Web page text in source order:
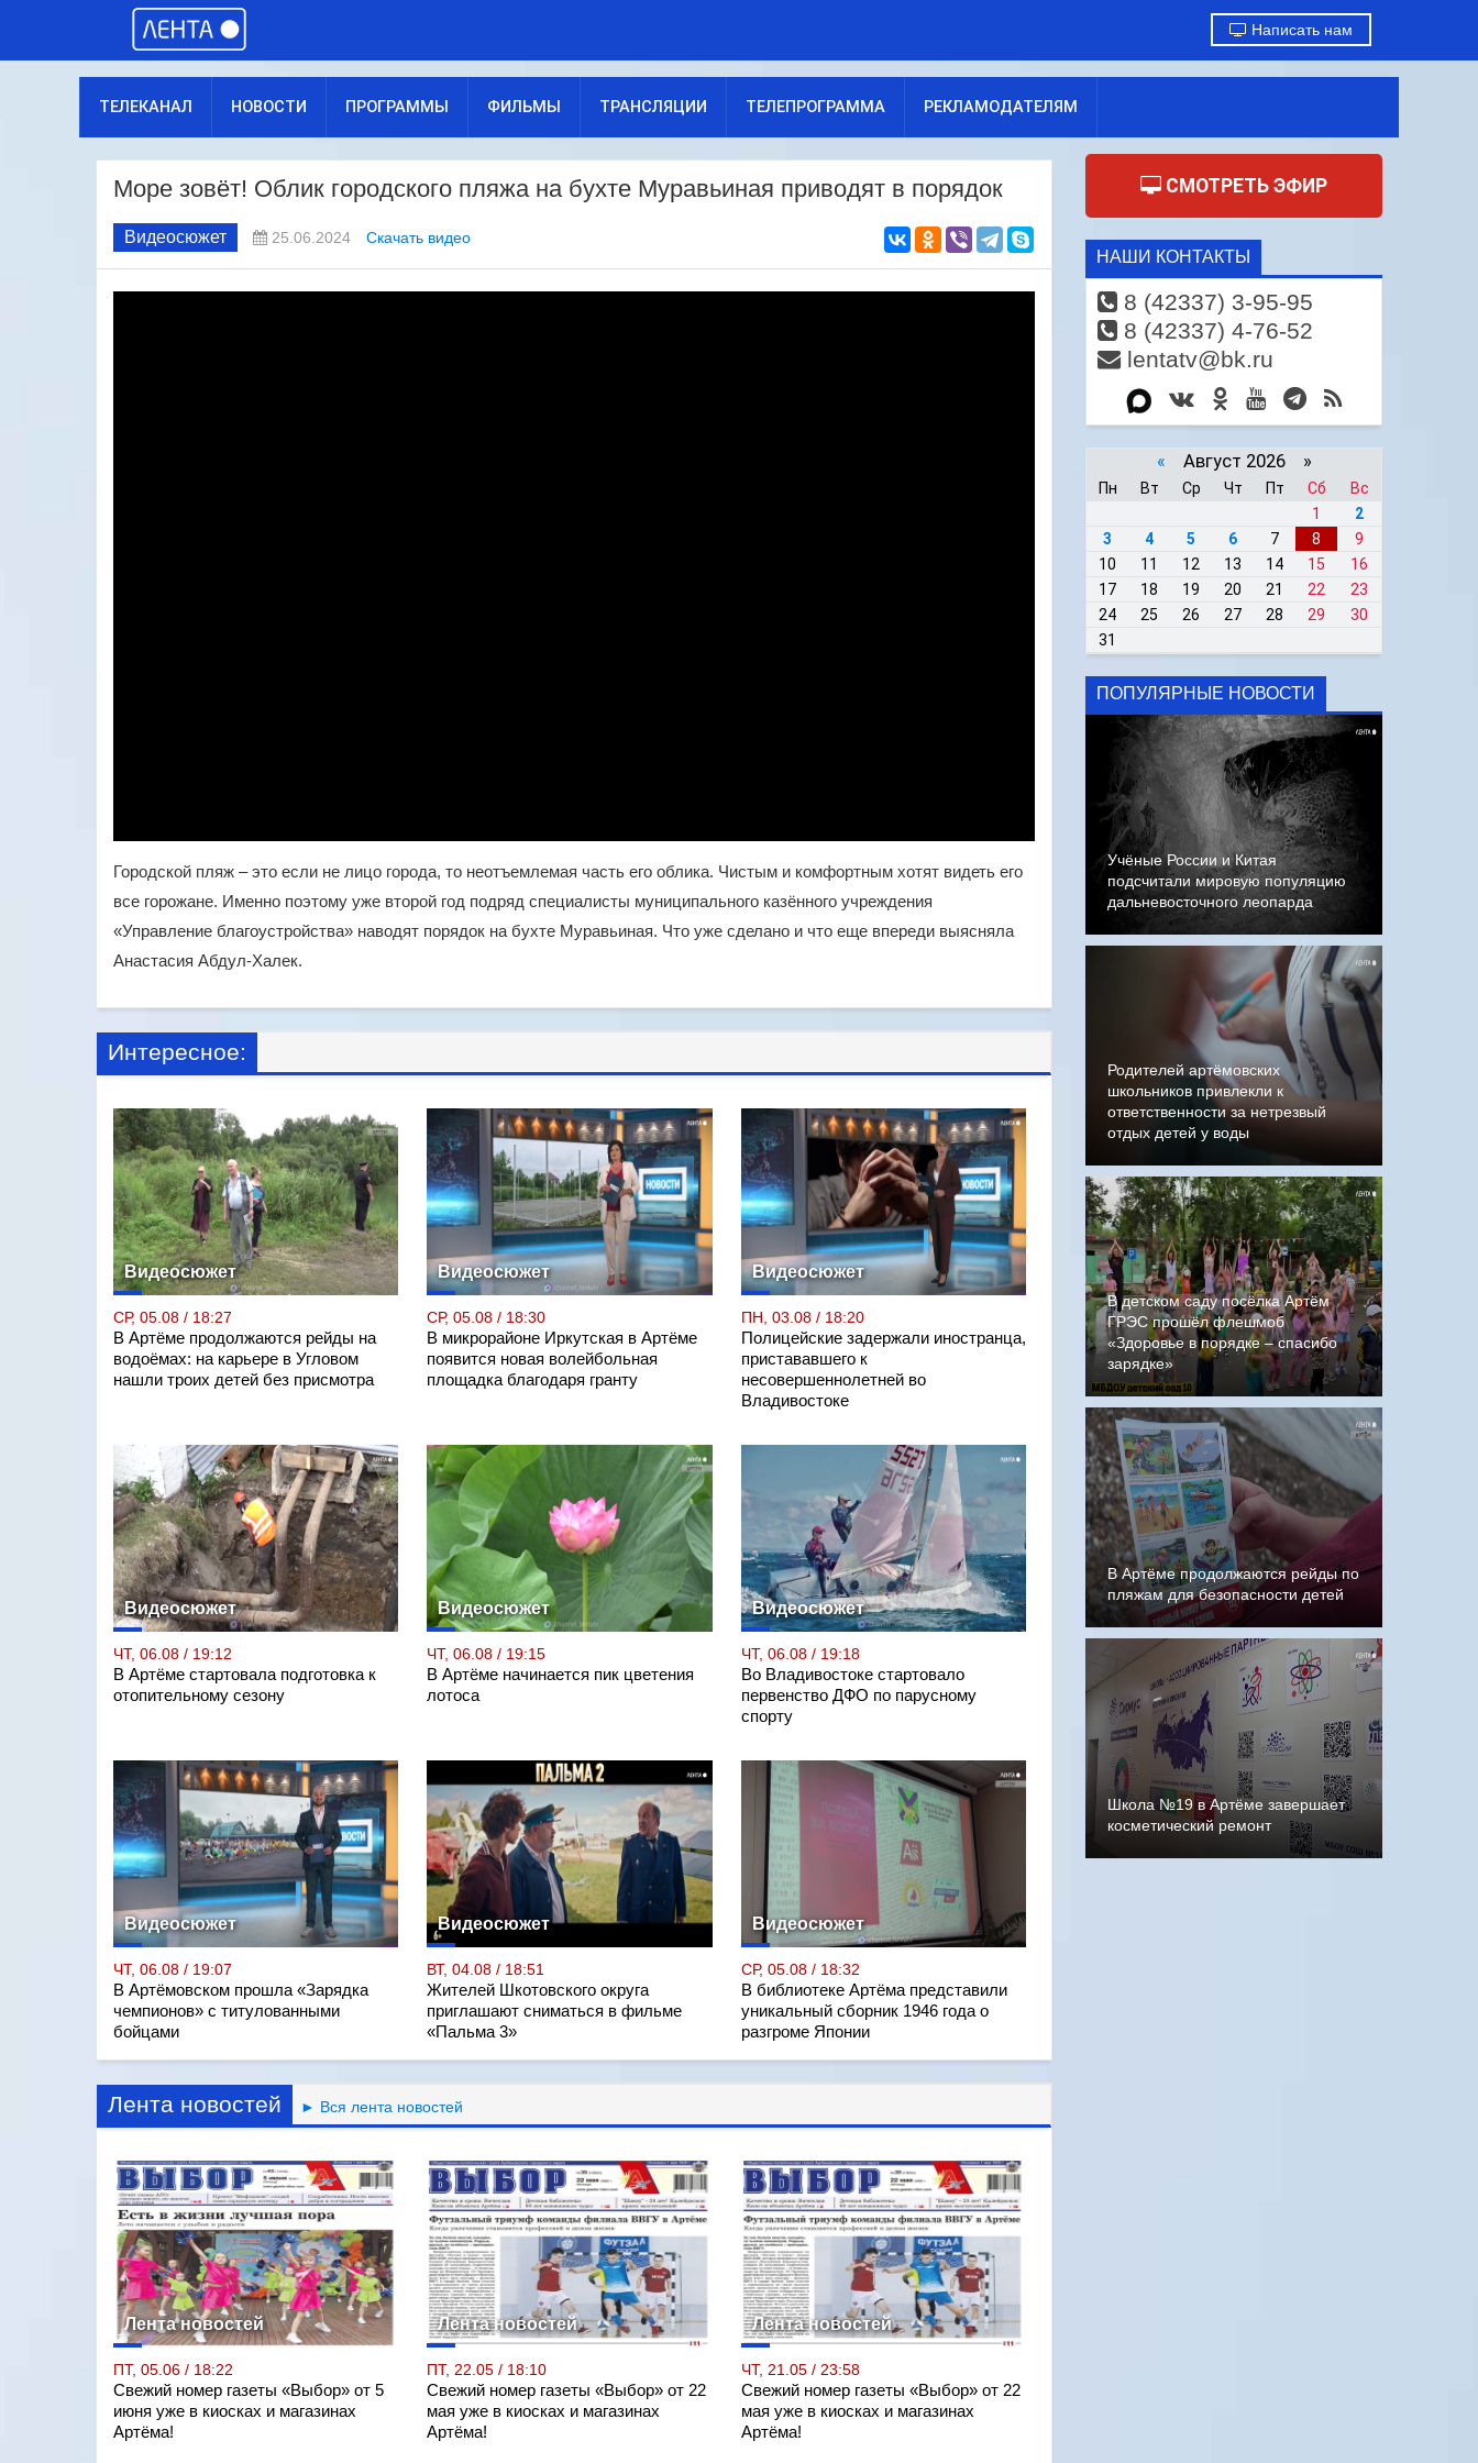
Написать нам
ТЕЛЕКАНАЛ НОВОСТИ ПРОГРАММЫ ФИЛЬМЫ ТРАНСЛЯЦИИ ТЕЛЕПРОГРАММА РЕКЛАМОДАТЕЛЯМ
Море зовёт! Облик городского пляжа на бухте Муравьиная приводят в порядок
Видеосюжет 25.06.2024 Скачать видео
Городской пляж – это если не лицо города, то неотъемлемая часть его облика. Чистым и комфортным хотят видеть его
все горожане. Именно поэтому уже второй год подряд специалисты муниципального казённого учреждения
«Управление благоустройства» наводят порядок на бухте Муравьиная. Что уже сделано и что еще впереди выясняла
Анастасия Абдул-Халек.
Интересное:
Видеосюжет
СР, 05.08 / 18:27
В Артёме продолжаются рейды на
водоёмах: на карьере в Угловом
нашли троих детей без присмотра
Видеосюжет
СР, 05.08 / 18:30
В микрорайоне Иркутская в Артёме
появится новая волейбольная
площадка благодаря гранту
Видеосюжет
ПН, 03.08 / 18:20
Полицейские задержали иностранца,
пристававшего к
несовершеннолетней во
Владивостоке
Видеосюжет
ЧТ, 06.08 / 19:12
В Артёме стартовала подготовка к
отопительному сезону
Видеосюжет
ЧТ, 06.08 / 19:15
В Артёме начинается пик цветения
лотоса
Видеосюжет
ЧТ, 06.08 / 19:18
Во Владивостоке стартовало
первенство ДФО по парусному
спорту
Видеосюжет
ЧТ, 06.08 / 19:07
В Артёмовском прошла «Зарядка
чемпионов» с титулованными
бойцами
Видеосюжет
ВТ, 04.08 / 18:51
Жителей Шкотовского округа
приглашают сниматься в фильме
«Пальма 3»
Видеосюжет
СР, 05.08 / 18:32
В библиотеке Артёма представили
уникальный сборник 1946 года о
разгроме Японии
Лента новостей ► Вся лента новостей
Лента новостей
ПТ, 05.06 / 18:22
Свежий номер газеты «Выбор» от 5
июня уже в киосках и магазинах
Артёма!
Лента новостей
ПТ, 22.05 / 18:10
Свежий номер газеты «Выбор» от 22
мая уже в киосках и магазинах
Артёма!
Лента новостей
ЧТ, 21.05 / 23:58
Свежий номер газеты «Выбор» от 22
мая уже в киосках и магазинах
Артёма!
СМОТРЕТЬ ЭФИР
НАШИ КОНТАКТЫ
8 (42337) 3-95-95
8 (42337) 4-76-52
lentatv@bk.ru
« Август 2026 »
Пн Вт Ср Чт Пт Сб
Вс
1
2
3
4 5 6 7 8
9
10
11 12 13 14 15
16
17
18 19 20 21 22
23
24
25 26 27 28 29
30
31
ПОПУЛЯРНЫЕ НОВОСТИ
Учёные России и Китая
подсчитали мировую популяцию
дальневосточного леопарда
Родителей артёмовских
школьников привлекли к
ответственности за нетрезвый
отдых детей у воды
В детском саду посёлка Артём
ГРЭС прошёл флешмоб
«Здоровье в порядке – спасибо
зарядке»
В Артёме продолжаются рейды по
пляжам для безопасности детей
Школа №19 в Артёме завершает
косметический ремонт